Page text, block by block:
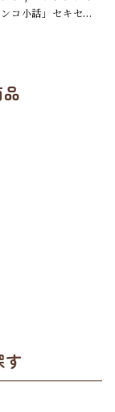
コ小話」セキセイ
刺繍のハンドタオ
す